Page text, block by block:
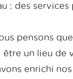
: des
pensons
un lieu de
enrichi